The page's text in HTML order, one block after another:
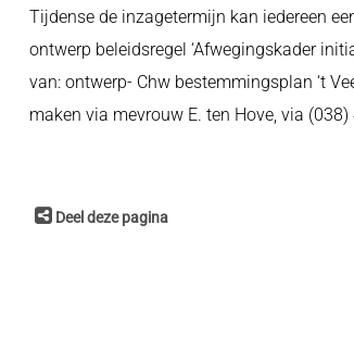
Tijdense de inzagetermijn kan iedereen
ontwerp beleidsregel ‘Afwegingskader
van: ontwerp- Chw bestemmingsplan ‘t
maken via mevrouw E. ten Hove, via (038)
Deel deze pagina